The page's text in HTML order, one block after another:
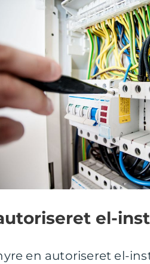
el-
en autoriseret el-